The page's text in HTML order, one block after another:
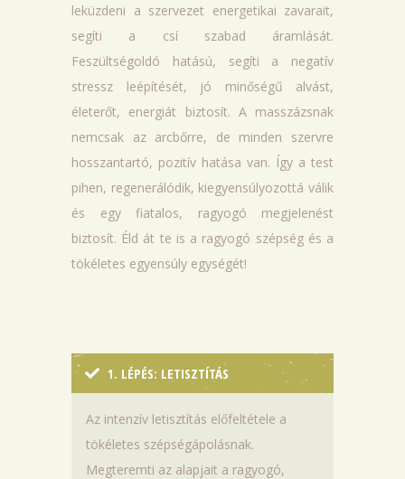
leküzdeni a szervezet energetikai zavarait,
segíti a csí szabad áramlását.
Feszültségoldó hatású, segíti a negatív
stressz leépítését, jó minőségű alvást,
életerőt, energiát biztosít. A masszázsnak
nemcsak az arcbőrre, de minden szervre
hosszantartó, pozitív hatása van. Így a test
pihen, regenerálódik, kiegyensúlyozottá válik
és egy fiatalos, ragyogó megjelenést
biztosít. Éld át te is a ragyogó szépség és a
tökéletes egyensúly egységét!
1. LÉPÉS: LETISZTÍTÁS
Az intenzív letisztítás előfeltétele a
tökéletes szépségápolásnak.
Megteremti az alapjait a ragyogó,